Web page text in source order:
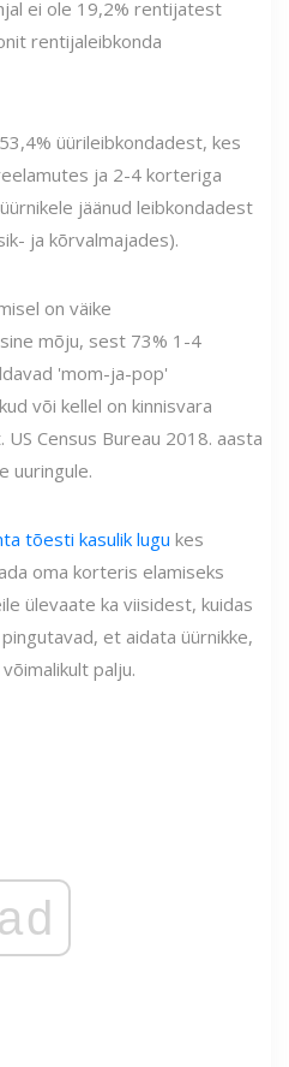
ei ole 19,2% rentijatest
rentijaleibkonda
üürileibkondadest, kes
ja 2-4 korteriga
jäänud leibkondadest
ja kõrvalmajades).
on väike
mõju, sest 73% 1-4
'mom-ja-pop'
või kellel on kinnisvara
Census Bureau 2018. aasta
uuringule.
tõesti kasulik lugu kes
oma korteris elamiseks
ülevaate ka viisidest, kuidas
et aidata üürnikke,
palju.
ad